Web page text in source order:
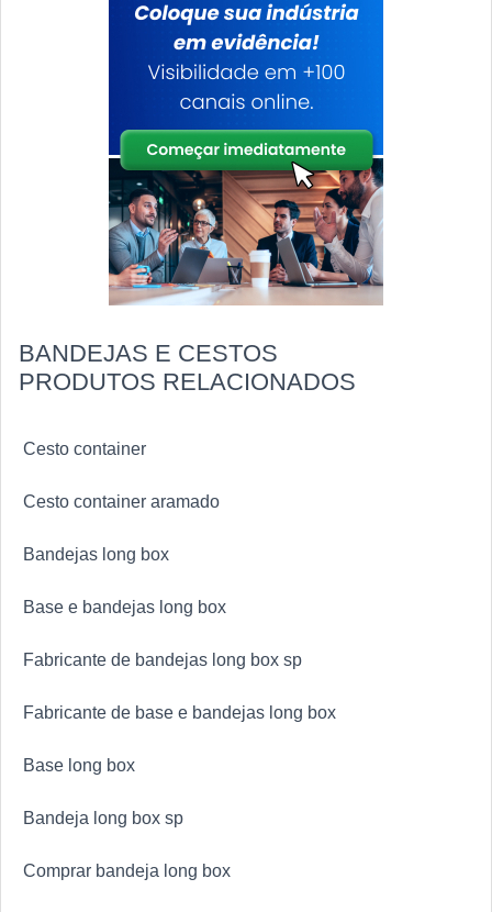
BANDEJAS E CESTOS
PRODUTOS RELACIONADOS
Cesto container
Cesto container aramado
Bandejas long box
Base e bandejas long box
Fabricante de bandejas long box sp
Fabricante de base e bandejas long box
Base long box
Bandeja long box sp
Comprar bandeja long box